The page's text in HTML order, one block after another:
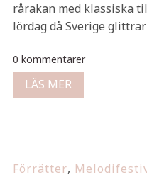
rårakan med klassiska
lördag då Sverige
0 kommentarer
LÄS MER
Förrätter,